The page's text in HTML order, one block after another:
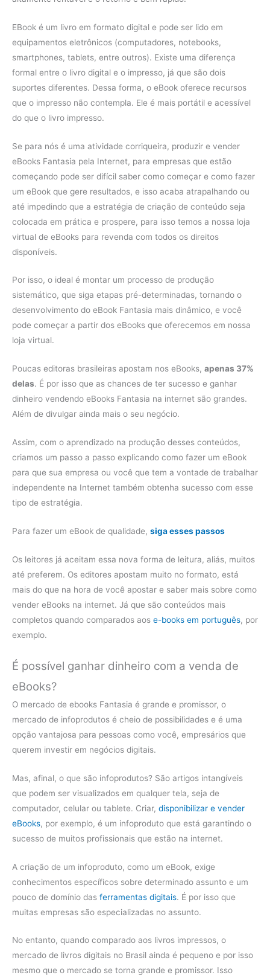
EBook é um livro em formato digital e pode ser lido em
equipamentos eletrônicos (computadores, notebooks,
smartphones, tablets, entre outros). Existe uma diferença
formal entre o livro digital e o impresso, já que são dois
suportes diferentes. Dessa forma, o eBook oferece recursos
que o impresso não contempla. Ele é mais portátil e acessível
do que o livro impresso.
Se para nós é uma atividade corriqueira, produzir e vender
eBooks Fantasia pela Internet, para empresas que estão
começando pode ser difícil saber como começar e como fazer
um eBook que gere resultados, e isso acaba atrapalhando ou
até impedindo que a estratégia de criação de conteúdo seja
colocada em prática e prospere, para isso temos a nossa loja
virtual de eBooks para revenda com todos os direitos
disponíveis.
Por isso, o ideal é montar um processo de produção
sistemático, que siga etapas pré-determinadas, tornando o
desenvolvimento do eBook Fantasia mais dinâmico, e você
pode começar a partir dos eBooks que oferecemos em nossa
loja virtual.
Poucas editoras brasileiras apostam nos eBooks, apenas 37%
delas. É por isso que as chances de ter sucesso e ganhar
dinheiro vendendo eBooks Fantasia na internet são grandes.
Além de divulgar ainda mais o seu negócio.
Assim, com o aprendizado na produção desses conteúdos,
criamos um passo a passo explicando como fazer um eBook
para que sua empresa ou você que tem a vontade de trabalhar
independente na Internet também obtenha sucesso com esse
tipo de estratégia.
Para fazer um eBook de qualidade, siga esses passos
Os leitores já aceitam essa nova forma de leitura, aliás, muitos
até preferem. Os editores apostam muito no formato, está
mais do que na hora de você apostar e saber mais sobre como
vender eBooks na internet. Já que são conteúdos mais
completos quando comparados aos e-books em português, por
exemplo.
É possível ganhar dinheiro com a venda de
eBooks?
O mercado de ebooks Fantasia é grande e promissor, o
mercado de infoprodutos é cheio de possibilidades e é uma
opção vantajosa para pessoas como você, empresários que
querem investir em negócios digitais.
Mas, afinal, o que são infoprodutos? São artigos intangíveis
que podem ser visualizados em qualquer tela, seja de
computador, celular ou tablete. Criar, disponibilizar e vender
eBooks, por exemplo, é um infoproduto que está garantindo o
sucesso de muitos profissionais que estão na internet.
A criação de um infoproduto, como um eBook, exige
conhecimentos específicos sobre determinado assunto e um
pouco de domínio das ferramentas digitais. É por isso que
muitas empresas são especializadas no assunto.
No entanto, quando comparado aos livros impressos, o
mercado de livros digitais no Brasil ainda é pequeno e por isso
mesmo que o mercado se torna grande e promissor. Isso